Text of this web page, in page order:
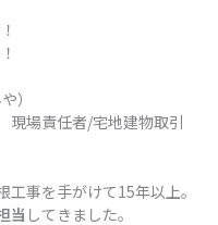
）
場責任者/宅地建物取引
事を手がけて15年以上。
当 してきました。